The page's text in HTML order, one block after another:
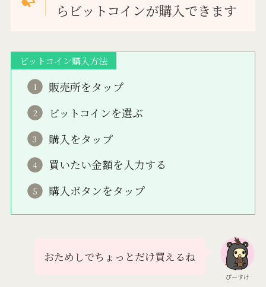
らビットコインが購入できます
ビットコイン購入方法
販売所をタップ
ビットコインを選ぶ
購入をタップ
買いたい金額を入力する
購入ボタンをタップ
ぴーすけ
おためしでちょっとだけ買えるね